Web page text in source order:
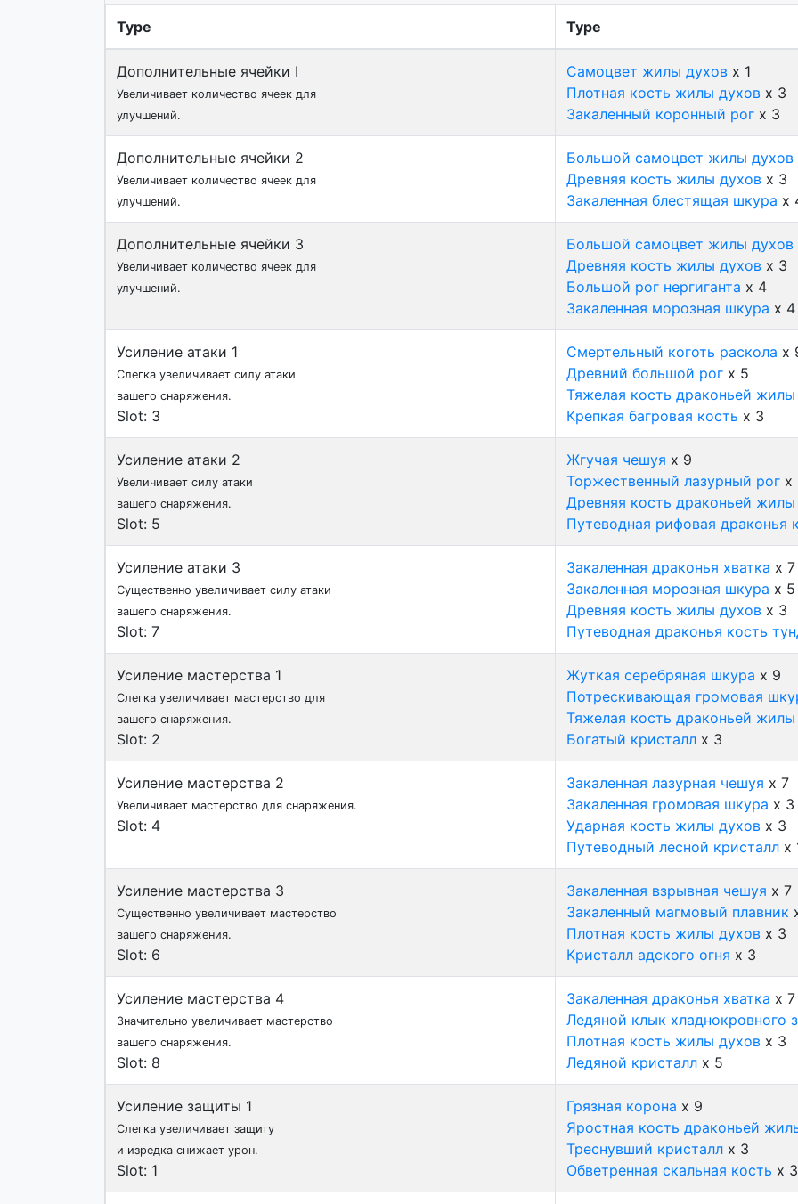
Type Type
Дополнительные ячейки I
Увеличивает количество ячеек для
улучшений.
Самоцвет жилы духов x 1
Плотная кость жилы духов x 3
Закаленный коронный рог x 3
Дополнительные ячейки 2
Увеличивает количество ячеек для
улучшений.
Большой самоцвет жилы духов
Древняя кость жилы духов x 3
Закаленная блестящая шкура x
Дополнительные ячейки 3
Увеличивает количество ячеек для
улучшений.
Большой самоцвет жилы духов
Древняя кость жилы духов x 3
Большой рог нергиганта x 4
Закаленная морозная шкура x 4
Усиление атаки 1
Слегка увеличивает силу атаки
вашего снаряжения.
Slot: 3
Смертельный коготь раскола x
Древний большой рог x 5
Тяжелая кость драконьей жилы
Крепкая багровая кость x 3
Усиление атаки 2
Увеличивает силу атаки
вашего снаряжения.
Slot: 5
Жгучая чешуя x 9
Торжественный лазурный рог x
Древняя кость драконьей жилы
Путеводная рифовая драконья
Усиление атаки 3
Существенно увеличивает силу атаки
вашего снаряжения.
Slot: 7
Закаленная драконья хватка x 7
Закаленная морозная шкура x 5
Древняя кость жилы духов x 3
Путеводная драконья кость
Усиление мастерства 1
Слегка увеличивает мастерство для
вашего снаряжения.
Slot: 2
Жуткая серебряная шкура x 9
Потрескивающая громовая
Тяжелая кость драконьей жилы
Богатый кристалл x 3
Усиление мастерства 2
Увеличивает мастерство для снаряжения.
Slot: 4
Закаленная лазурная чешуя x 7
Закаленная громовая шкура x 3
Ударная кость жилы духов x 3
Путеводный лесной кристалл x
Усиление мастерства 3
Существенно увеличивает мастерство
вашего снаряжения.
Slot: 6
Закаленная взрывная чешуя x 7
Закаленный магмовый плавник
Плотная кость жилы духов x 3
Кристалл адского огня x 3
Усиление мастерства 4
Значительно увеличивает мастерство
вашего снаряжения.
Slot: 8
Закаленная драконья хватка x 7
Ледяной клык хладнокровного
Плотная кость жилы духов x 3
Ледяной кристалл x 5
Усиление защиты 1
Слегка увеличивает защиту
и изредка снижает урон.
Slot: 1
Грязная корона x 9
Яростная кость драконьей
Треснувший кристалл x 3
Обветренная скальная кость x 3